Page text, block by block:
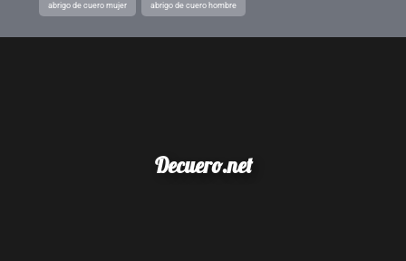
abrigo de cuero mujer abrigo de cuero hombre
Decuero.net